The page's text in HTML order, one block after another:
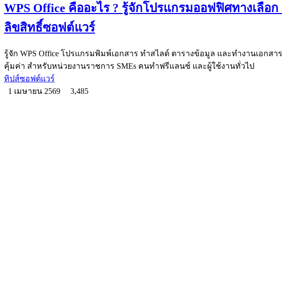
WPS Office คืออะไร ? รู้จักโปรแกรมออฟฟิศทางเลือ
ลิขสิทธิ์ซอฟต์แวร์
รู้จัก WPS Office โปรแกรมพิมพ์เอกสาร ทำสไลด์ ตารางข้อมูล และทำงานเอกสา
คุ้มค่า สำหรับหน่วยงานราชการ SMEs คนทำฟรีแลนซ์ และผู้ใช้งานทั่วไป
ทิปส์ซอฟต์แวร์
1 เมษายน 2569
3,485